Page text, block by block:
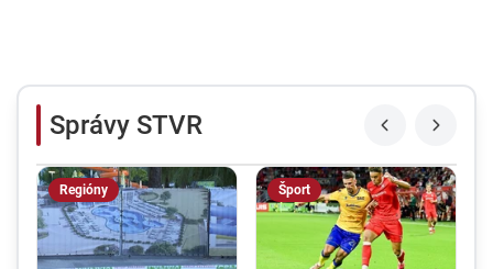
Správy STVR
Regióny Šport